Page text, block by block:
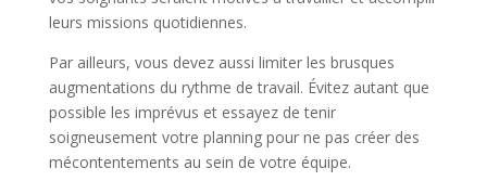
leurs missions quotidiennes.
Par ailleurs, vous devez aussi limiter les brusques
augmentations du rythme de travail. Évitez autant que
possible les imprévus et essayez de tenir
soigneusement votre planning pour ne pas créer des
mécontentements au sein de votre équipe.